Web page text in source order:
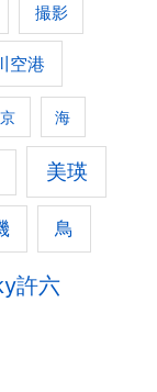
撮影
空港
海
美瑛
鳥
許六